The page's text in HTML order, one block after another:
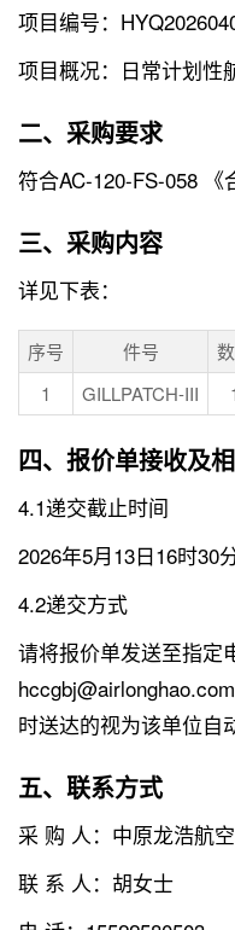
项目编号：
项目概况：日常计划性
二、采购要求
符合AC-120-FS-058
三、采购内容
详见下表：
序号 件号
1
GILLPATCH-III
四、报价单接收及
4.1递交截止时间
2026年5月13日16时30
4.2递交方式
请将报价单发送至指定
时送达的视为该单位自
五、联系方式
采 购 人：中原龙浩航
联 系 人：胡女士